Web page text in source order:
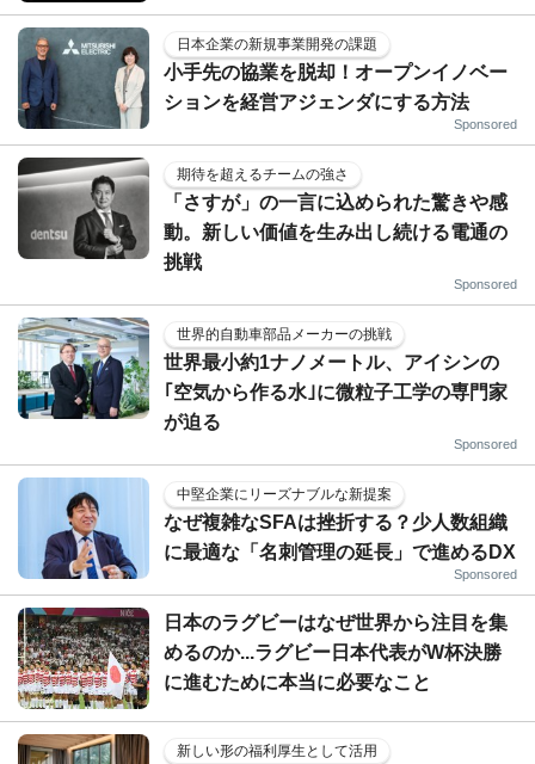
日本企業の新規事業開発の課題
小手先の協業を脱却！オープンイノベー
ションを経営アジェンダにする方法
Sponsored
期待を超えるチームの強さ
「さすが」の一言に込められた驚きや感
動。新しい価値を生み出し続ける電通の
挑戦
Sponsored
世界的自動車部品メーカーの挑戦
世界最小約1ナノメートル、アイシンの
｢空気から作る水｣に微粒子工学の専門家
が迫る
Sponsored
中堅企業にリーズナブルな新提案
なぜ複雑なSFAは挫折する？少人数組織
に最適な「名刺管理の延長」で進めるDX
Sponsored
日本のラグビーはなぜ世界から注目を集
めるのか...ラグビー日本代表がW杯決勝
に進むために本当に必要なこと
新しい形の福利厚生として活用